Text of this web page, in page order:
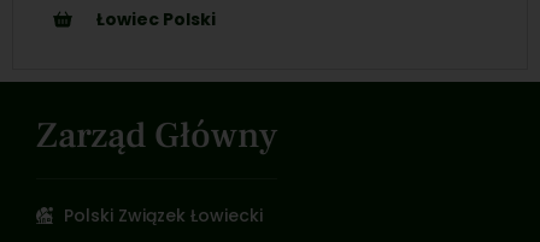
Łowiec Polski
Zarząd Główny
Polski Związek Łowiecki